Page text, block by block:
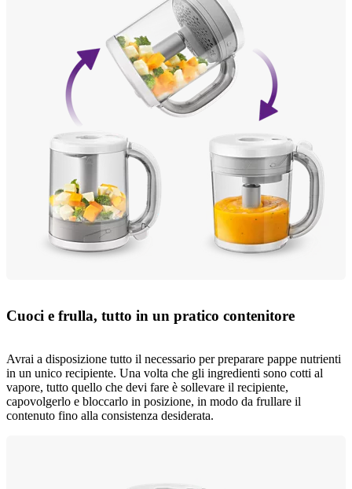
Cuoci e frulla, tutto in un pratico contenitore
Avrai a disposizione tutto il necessario per preparare pappe nutrienti
in un unico recipiente. Una volta che gli ingredienti sono cotti al
vapore, tutto quello che devi fare è sollevare il recipiente,
capovolgerlo e bloccarlo in posizione, in modo da frullare il
contenuto fino alla consistenza desiderata.